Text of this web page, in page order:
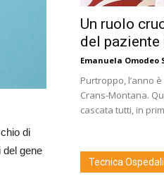
di
del gene
Un ruolo
del
Emanuela Omodeo
Purtroppo, l’anno
Crans-Montana.
cascata tutti, in
Tecnica